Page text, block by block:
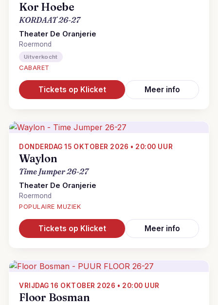
Kor Hoebe
KORDAAT 26-27
Theater De Oranjerie
Roermond
Uitverkocht
CABARET
Tickets op Klicket Meer info
DONDERDAG 15 OKTOBER 2026 • 20:00 UUR
Waylon
Time Jumper 26-27
Theater De Oranjerie
Roermond
POPULAIRE MUZIEK
Tickets op Klicket Meer info
VRIJDAG 16 OKTOBER 2026 • 20:00 UUR
Floor Bosman